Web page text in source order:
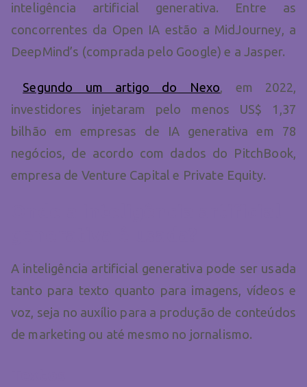
inteligência artificial generativa. Entre as
concorrentes da Open IA estão a MidJourney, a
DeepMind’s (comprada pelo Google) e a Jasper.
Segundo um artigo do Nexo, em 2022,
investidores injetaram pelo menos US$ 1,37
bilhão em empresas de IA generativa em 78
negócios, de acordo com dados do PitchBook,
empresa de Venture Capital e Private Equity.
A inteligência artificial generativa pode ser usada
tanto para texto quanto para imagens, vídeos e
voz, seja no auxílio para a produção de conteúdos
de marketing ou até mesmo no jornalismo.